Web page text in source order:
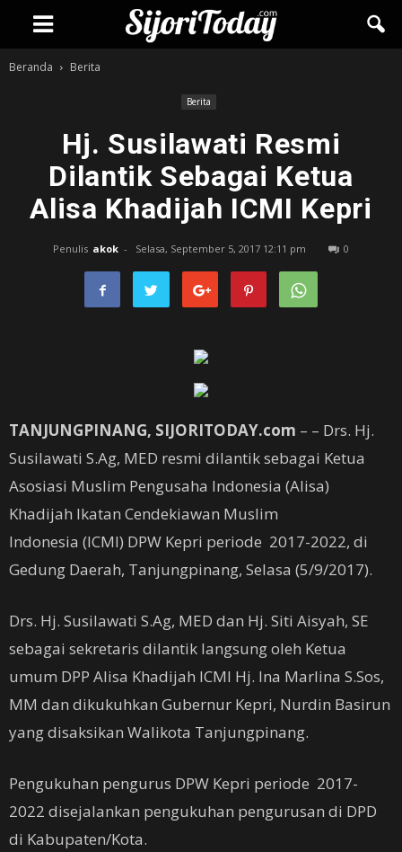
Beranda Berita
Berita
Hj. Susilawati Resmi
Dilantik Sebagai Ketua
Alisa Khadijah ICMI Kepri
Penulis akok - Selasa, September 5, 2017 12:11 pm 0
TANJUNGPINANG, SIJORITODAY.com – – Drs. Hj.
Susilawati S.Ag, MED resmi dilantik sebagai Ketua
Asosiasi Muslim Pengusaha Indonesia (Alisa)
Khadijah Ikatan Cendekiawan Muslim
Indonesia (ICMI) DPW Kepri periode 2017-2022, di
Gedung Daerah, Tanjungpinang, Selasa (5/9/2017).
Drs. Hj. Susilawati S.Ag, MED dan Hj. Siti Aisyah, SE
sebagai sekretaris dilantik langsung oleh Ketua
umum DPP Alisa Khadijah ICMI Hj. Ina Marlina S.Sos,
MM dan dikukuhkan Gubernur Kepri, Nurdin Basirun
yang disaksikan Walikota Tanjungpinang.
Pengukuhan pengurus DPW Kepri periode 2017-
2022 disejalankan pengukuhan pengurusan di DPD
di Kabupaten/Kota.